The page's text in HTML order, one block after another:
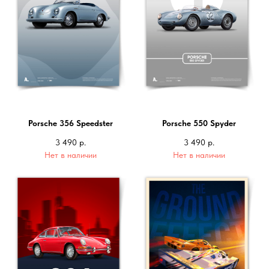
Porsche 356 Speedster
3 490 р.
Нет в наличии
Porsche 550 Spyder
3 490 р.
Нет в наличии